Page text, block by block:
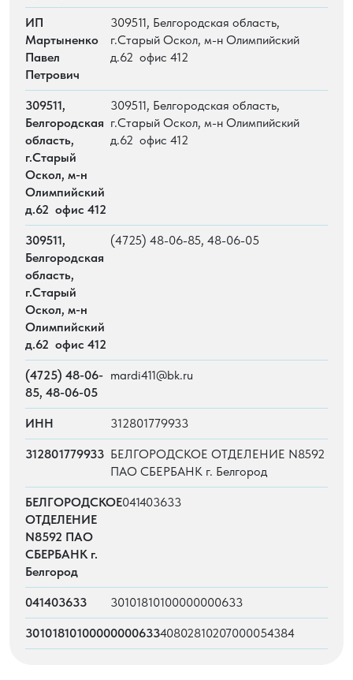
ИП
Мартыненко
Павел
Петрович
309511, Белгородская область,
г.Старый Оскол, м-н Олимпийский
д.62 офис 412
309511,
Белгородская
область,
г.Старый
Оскол, м-н
Олимпийский
д.62 офис 412
309511, Белгородская область,
г.Старый Оскол, м-н Олимпийский
д.62 офис 412
309511,
Белгородская
область,
г.Старый
Оскол, м-н
Олимпийский
д.62 офис 412
(4725) 48-06-85, 48-06-05
(4725) 48-06-
85, 48-06-05
mardi411@bk.ru
ИНН 312801779933
312801779933 БЕЛГОРОДСКОЕ ОТДЕЛЕНИЕ N8592
ПАО СБЕРБАНК г. Белгород
БЕЛГОРОДСКОЕ
ОТДЕЛЕНИЕ
N8592 ПАО
СБЕРБАНК г.
Белгород
041403633
041403633 30101810100000000633
3010181010000000063340802810207000054384